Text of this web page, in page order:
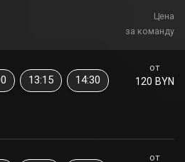
Цена
за команду
от
120 BYN
13:15 14:30
от